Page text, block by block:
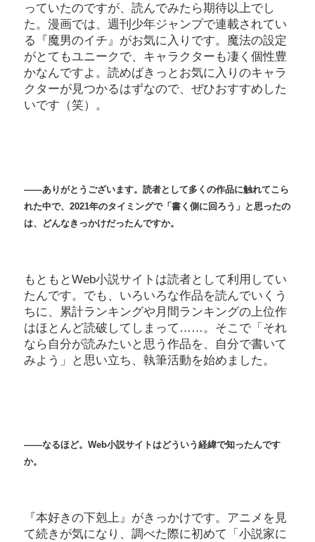
っていたのですが、読んでみたら期待以上でし
た。漫画では、週刊少年ジャンプで連載されてい
る『魔男のイチ』がお気に入りです。魔法の設定
がとてもユニークで、キャラクターも凄く個性豊
かなんですよ。読めばきっとお気に入りのキャラ
クターが見つかるはずなので、ぜひおすすめした
いです（笑）。
――ありがとうございます。読者として多くの作品に触れてこら
れた中で、2021年のタイミングで「書く側に回ろう」と思ったの
は、どんなきっかけだったんですか。
もともとWeb小説サイトは読者として利用してい
たんです。でも、いろいろな作品を読んでいくう
ちに、累計ランキングや月間ランキングの上位作
はほとんど読破してしまって……。そこで「それ
なら自分が読みたいと思う作品を、自分で書いて
みよう」と思い立ち、執筆活動を始めました。
――なるほど。Web小説サイトはどういう経緯で知ったんです
か。
『本好きの下剋上』がきっかけです。アニメを見
て続きが気になり、調べた際に初めて「小説家に